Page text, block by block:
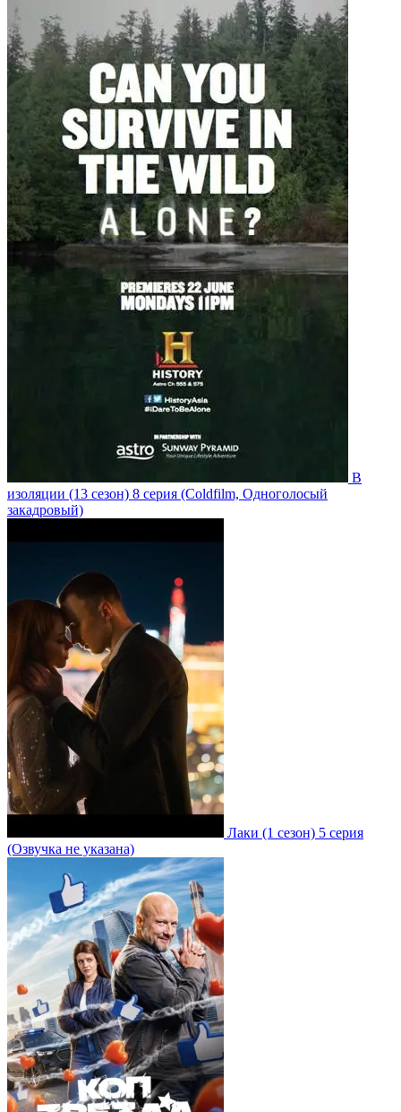
В
изоляции (13 сезон) 8 серия (Coldfilm, Одноголосый
закадровый)
Лаки (1 сезон) 5 серия
(Озвучка не указана)